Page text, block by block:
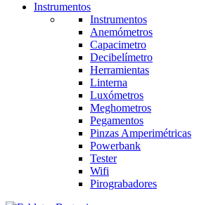
Instrumentos
Instrumentos
Anemómetros
Capacimetro
Decibelímetro
Herramientas
Linterna
Luxómetros
Meghometros
Pegamentos
Pinzas Amperimétricas
Powerbank
Tester
Wifi
Pirograbadores